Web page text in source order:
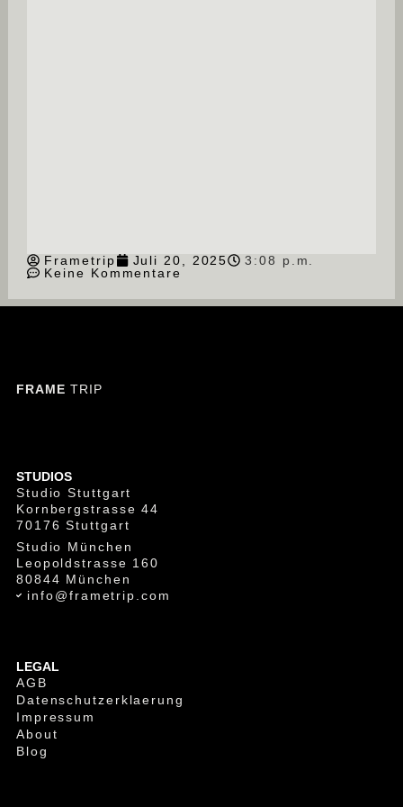
Frametrip Juli 20, 2025
3:08 p.m.
Keine Kommentare
FRAME TRIP
STUDIOS
Studio Stuttgart
Kornbergstrasse 44
70176 Stuttgart
Studio München
Leopoldstrasse 160
80844 München
info@frametrip.com
LEGAL
AGB
Datenschutzerklaerung
Impressum
About
Blog